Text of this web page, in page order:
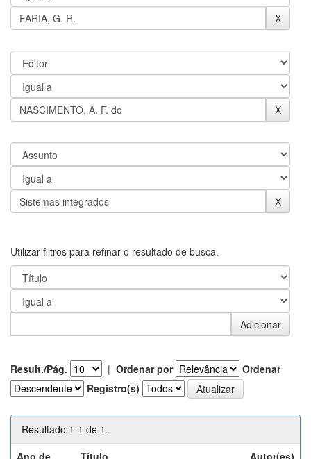
Utilizar filtros para refinar o resultado de busca.
Result./Pág. | Ordenar por
Ordenar
Registro(s)
Resultado 1-1 de 1.
Ano de
Título Autor(es)